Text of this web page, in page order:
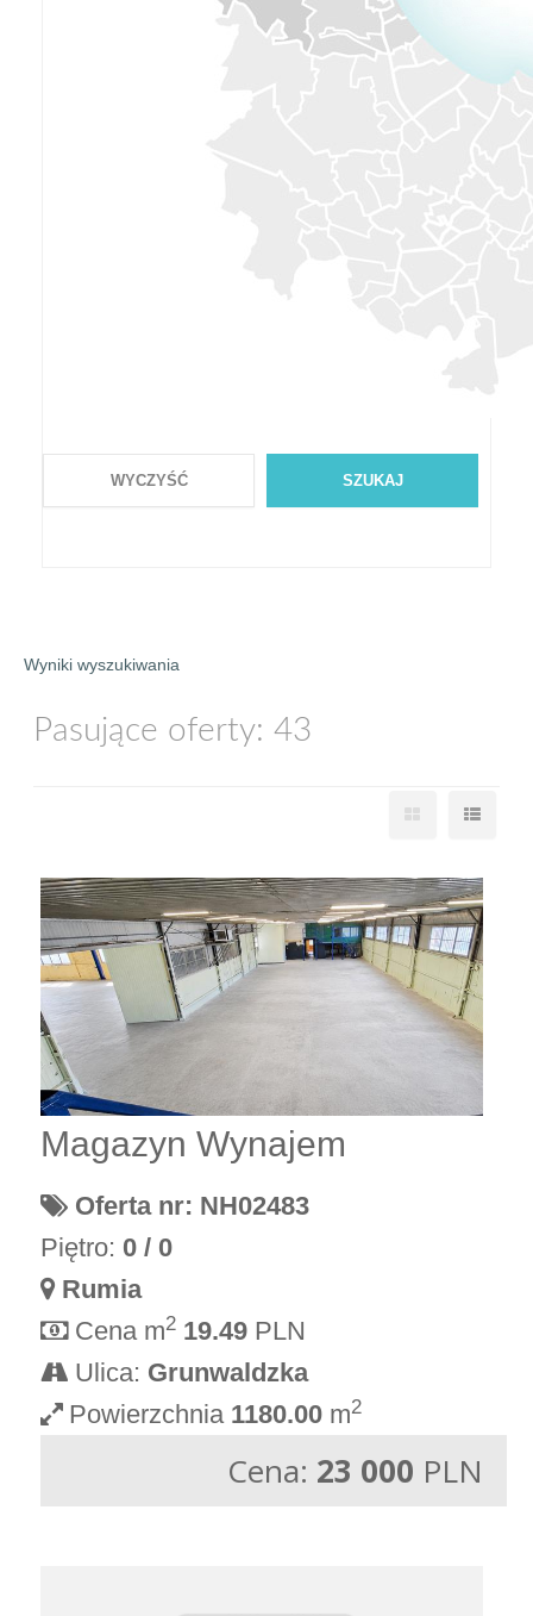
WYCZYŚĆ SZUKAJ
Wyniki wyszukiwania
Pasujące oferty: 43
Magazyn Wynajem
Oferta nr: NH02483
Piętro: 0 / 0
Rumia
Cena m2 19.49 PLN
Ulica: Grunwaldzka
Powierzchnia 1180.00 m2
Cena: 23 000 PLN